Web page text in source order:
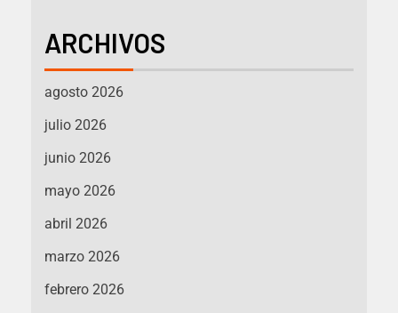
ARCHIVOS
agosto 2026
julio 2026
junio 2026
mayo 2026
abril 2026
marzo 2026
febrero 2026